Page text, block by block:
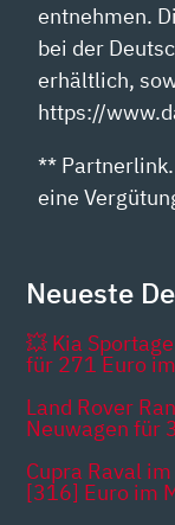
entnehmen.
bei der
erhältlich,
https://
**
eine
Neueste
💥 Kia
für 271 Euro
Land Rover
Neuwagen für
Cupra Raval
[316] Euro im